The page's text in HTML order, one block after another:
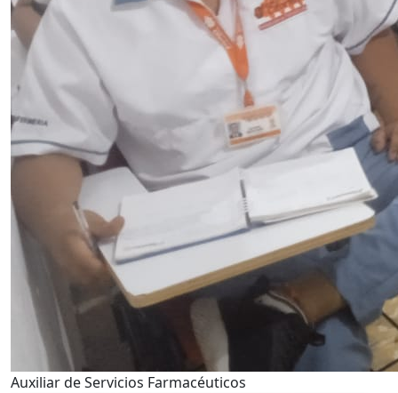
Auxiliar de Servicios Farmacéuticos